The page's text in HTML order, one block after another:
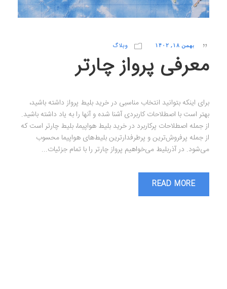
بهمن ۱۸, ۱۴۰۲ وبلاگ
معرفی پرواز چارتر
برای اینکه بتوانید انتخاب مناسبی در خرید بلیط پرواز داشته باشید،
بهتر است با اصطلاحات کاربردی آشنا شده و آنها را به یاد داشته باشید.
از جمله اصطلاحات پرکاربرد در خرید بلیط هواپیما، بلیط چارتر است که
از جمله پرفروش‌ترین و پرطرفدارترین بلیط‌های هواپیما محسوب
می‌شود. در آذربلیط می‌خواهیم پرواز چارتر را با تمام جزئیات...
READ MORE